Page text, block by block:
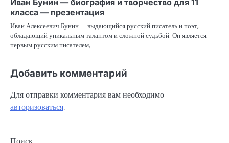
Иван Бунин — биография и творчество для 11
класса — презентация
Иван Алексеевич Бунин — выдающийся русский писатель и поэт,
обладающий уникальным талантом и сложной судьбой. Он является
первым русским писателем,…
Добавить комментарий
Для отправки комментария вам необходимо
авторизоваться.